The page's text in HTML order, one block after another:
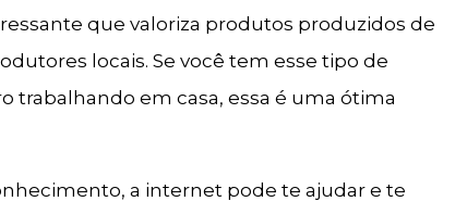
que valoriza produtos produzidos de
locais. Se você tem esse tipo de
trabalhando em casa, essa é uma ótima
a internet pode te ajudar e te